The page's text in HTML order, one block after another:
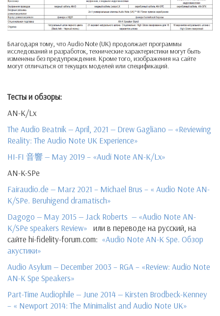
Благодаря тому, что Audio Note (UK) продолжает программы
исследований и разработок, технические характеристики могут быть
изменены без предупреждения. Кроме того, изображения на сайте
могут отличаться от текущих моделей или спецификаций.
Тестыиобзоры:
AN-K/Lx
The Audio Beatnik — April, 2021 — Drew Gagliano — «Reviewing
Reality: The Audio Note UK Experience»
HI-FI 音響 — May 2019 – «Audi Note AN-K/Lx»
AN-K-SPe
Fairaudio.de — Marz 2021 – Michael Brus – « Audio Note AN-
K/SPe. Beruhigend dramatisch»
Dagogo — May 2015 — Jack Roberts — «Audio Note AN-
K/SPe speakers Review» или в переводе на русский, на
сайте hi-fidelity-forum.com: «Audio Note AN-K Spe. Обзор
акустики»
Audio Asylum — December 2003 – RGA – «Review: Audio Note
AN-K Spe Speakers»
Part-Time Audiophile — June 2014 — Kirsten Brodbeck-Kenney
– « Newport 2014: The Minimalist and Audio Note UK»